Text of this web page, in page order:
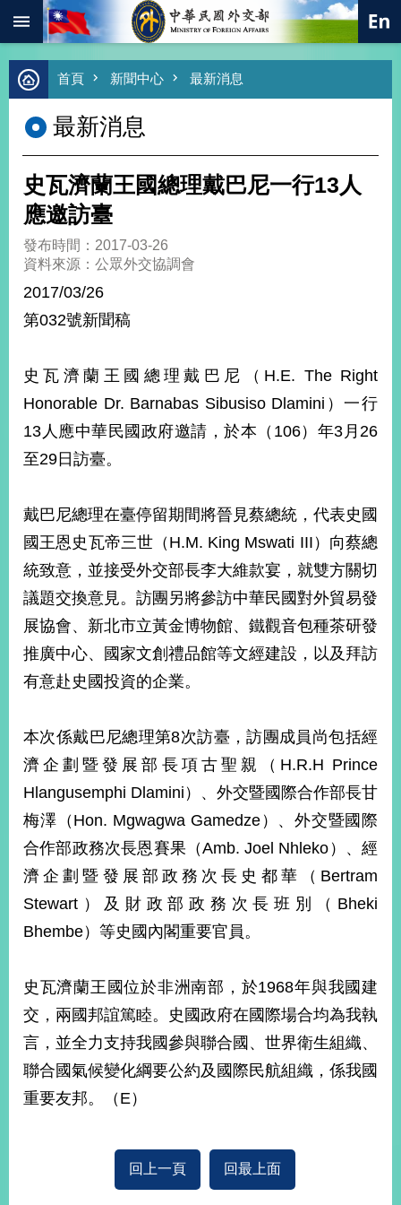
跳到主要內容區塊
進
階
尋
熱
總
合
外
價
外
交
經
濟
不
海
和
平
護
照
回
頁
站
導
覽
關
於
本
新
聞
中
心
資
訊
國
家
與
地
首頁 新聞中心 最新消息
最新消息
史瓦濟蘭王國總理戴巴尼一行13人
應邀訪臺
發布時間：2017-03-26
資料來源：公眾外交協調會
2017/03/26
第032號新聞稿
史瓦濟蘭王國總理戴巴尼（H.E. The Right
Honorable Dr. Barnabas Sibusiso Dlamini）一行
13人應中華民國政府邀請，於本（106）年3月26
至29日訪臺。
戴巴尼總理在臺停留期間將晉見蔡總統，代表史國
國王恩史瓦帝三世（H.M. King Mswati III）向蔡總
統致意，並接受外交部長李大維款宴，就雙方關切
議題交換意見。訪團另將參訪中華民國對外貿易發
展協會、新北市立黃金博物館、鐵觀音包種茶研發
推廣中心、國家文創禮品館等文經建設，以及拜訪
有意赴史國投資的企業。
本次係戴巴尼總理第8次訪臺，訪團成員尚包括經
濟企劃暨發展部長項古聖親（H.R.H Prince
Hlangusemphi Dlamini）、外交暨國際合作部長甘
梅澤（Hon. Mgwagwa Gamedze）、外交暨國際
合作部政務次長恩賽果（Amb. Joel Nhleko）、經
濟企劃暨發展部政務次長史都華（Bertram
Stewart）及財政部政務次長班別（Bheki
Bhembe）等史國內閣重要官員。
史瓦濟蘭王國位於非洲南部，於1968年與我國建
交，兩國邦誼篤睦。史國政府在國際場合均為我執
言，並全力支持我國參與聯合國、世界衛生組織、
聯合國氣候變化綱要公約及國際民航組織，係我國
重要友邦。（E）
回上一頁 回最上面